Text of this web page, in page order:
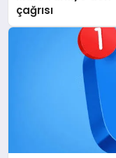
çağrısı